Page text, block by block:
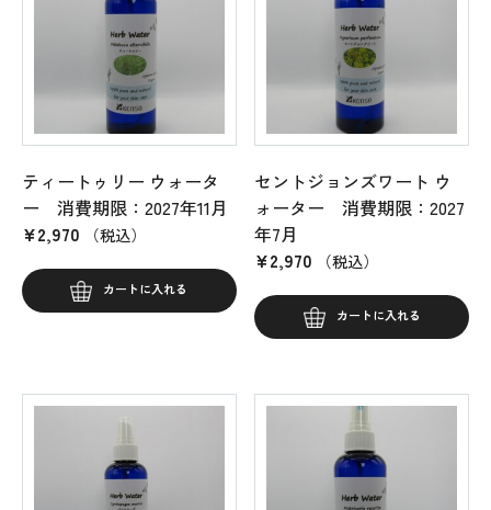
ティートゥリー ウォータ
ー 消費期限：2027年11月
¥2,970 （税込）
カートに入れる
セントジョンズワート ウ
ォーター 消費期限：2027
年7月
¥2,970 （税込）
カートに入れる